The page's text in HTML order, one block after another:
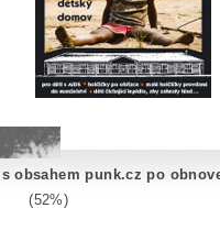
obsahem punk.cz po
(52%)